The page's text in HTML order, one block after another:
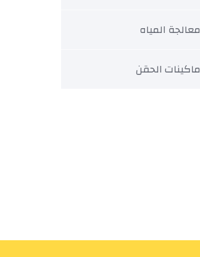
معالجة المياه
ماكينات الحقن